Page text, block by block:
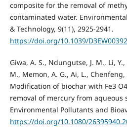
composite for the removal of
contaminated water.
& Technology, 9(11), 2925-2941.
https://doi.org/10.1039/
Giwa, A. S., Ndungutse, J. M., Li,
M., Memon, A. G., Ai, L.,
Modification of biochar with Fe3
removal of mercury from aqueous
Environmental Pollutants and
https://doi.org/10.1080/